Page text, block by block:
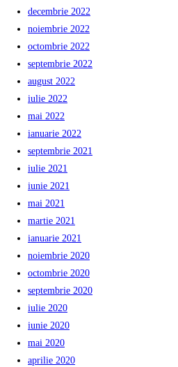
decembrie 2022
noiembrie 2022
octombrie 2022
septembrie 2022
august 2022
iulie 2022
mai 2022
ianuarie 2022
septembrie 2021
iulie 2021
iunie 2021
mai 2021
martie 2021
ianuarie 2021
noiembrie 2020
octombrie 2020
septembrie 2020
iulie 2020
iunie 2020
mai 2020
aprilie 2020